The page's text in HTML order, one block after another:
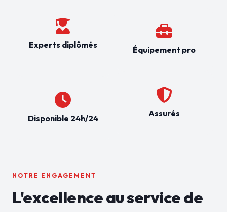
Experts diplômés
Disponible 24h/24
Équipement pro
Assurés
NOTRE ENGAGEMENT
L'excellence au service de